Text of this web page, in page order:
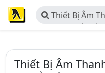
Thiết Bị Âm
Công Ty Cổ
Thiết Bị Âm